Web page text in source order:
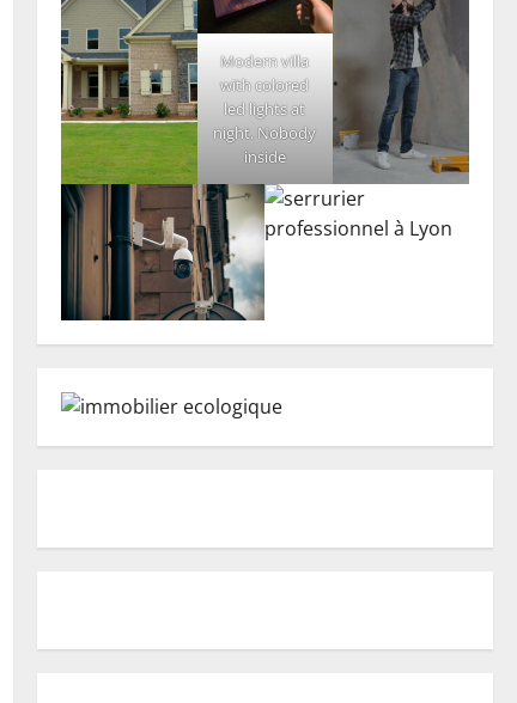
Modern villa
with colored
led lights at
night. Nobody
inside